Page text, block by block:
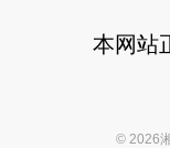
本网站
© 2026